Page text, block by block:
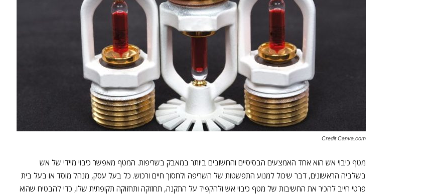
Credit Canva.com
מטף כיבוי אש הוא אחד האמצעים הבסיסיים והחשובים ביותר במאבק בשריפות. המטף מאפשר כיבוי מיידי של אש
בשלביה הראשונים, דבר שיכול למנוע התפשטות של השריפה ולחסוך חיים ורכוש. כל בעל עסק, מנהל מוסד או בעל בית
פרטי חייב להכיר את החשיבות של מטף כיבוי אש ולהקפיד על התקנה, תחזוקה ותחזוקה תקופתית שלו, כדי להבטיח שהוא